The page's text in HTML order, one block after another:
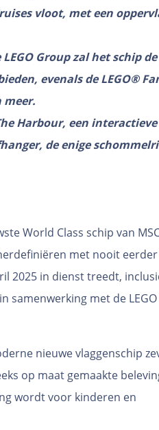
vloot, met een
Group zal het schip de
evenals de LEGO®
meer.
Harbour, een interactieve
de enige
World Class schip van
met nooit eerder
2025 in dienst treedt,
samenwerking met de LEGO
nieuwe vlaggenschip
op maat gemaakte
wordt voor kinderen en